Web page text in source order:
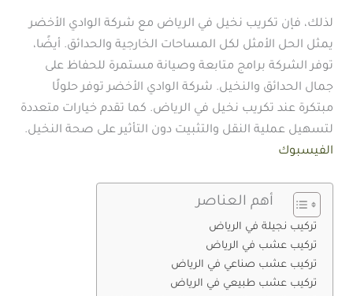
لذلك، فإن تكريب نخيل في الرياض مع شركة الوادي الأخضر
يمثل الحل الأمثل لكل المساحات الخارجية والحدائق. أيضًا،
توفر الشركة برامج متابعة وصيانة مستمرة للحفاظ على
جمال الحدائق والنخيل. شركة الوادي الأخضر توفر حلولًا
مبتكرة عند تكريب نخيل في الرياض. كما تقدم خيارات متعددة
لتسهيل عملية النقل والتثبيت دون التأثير على صحة النخيل.
الفيسبوك
أهم العناصر
تركيب نجيلة في الرياض
تركيب عشب في الرياض
تركيب عشب صناعي في الرياض
تركيب عشب طبيعي في الرياض